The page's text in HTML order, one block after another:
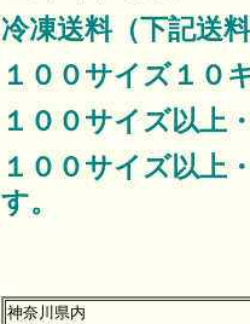
冷凍送料（下記送
１００サイズ１０
１００サイズ以上
１００サイズ以上
す。
神奈川県内